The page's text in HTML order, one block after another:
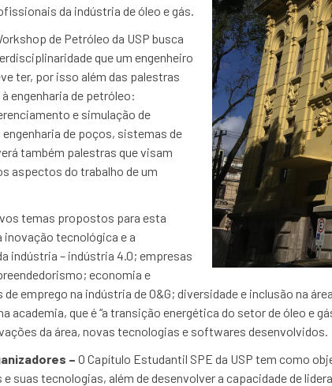
da indústria de óleo e gás.
de Petróleo da USP busca
que um engenheiro
ter, por isso além das palestras
engenharia de petróleo:
e simulação de
de poços, sistemas de
também palestras que visam
aspectos do trabalho de um
temas propostos para esta
inovação tecnológica e a
indústria – indústria 4.0; empresas
economia e
emprego na indústria de O&G; diversidade e inclusão na
academia, que é “a transição energética do setor de óleo e
da área, novas tecnologias e softwares desenvolvidos.
– O Capítulo Estudantil SPE da USP tem como
e suas tecnologias, além de desenvolver a capacidade de